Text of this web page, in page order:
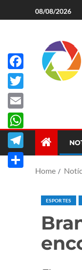
08/08/2026
Home
ESPORTES
Facebook
Twitter
Email
WhatsApp
Telegram